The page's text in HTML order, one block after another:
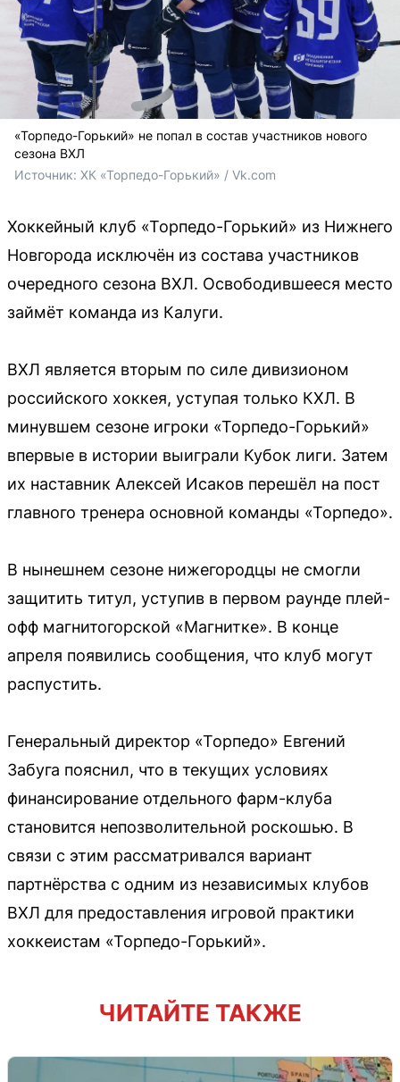
«Торпедо-Горький» не попал в состав участников нового
сезона ВХЛ
Источник: ХК «Торпедо-Горький» / Vk.com
Хоккейный клуб «Торпедо-Горький» из Нижнего
Новгорода исключён из состава участников
очередного сезона ВХЛ. Освободившееся место
займёт команда из Калуги.
ВХЛ является вторым по силе дивизионом
российского хоккея, уступая только КХЛ. В
минувшем сезоне игроки «Торпедо-Горький»
впервые в истории выиграли Кубок лиги. Затем
их наставник Алексей Исаков перешёл на пост
главного тренера основной команды «Торпедо».
В нынешнем сезоне нижегородцы не смогли
защитить титул, уступив в первом раунде плей-
офф магнитогорской «Магнитке». В конце
апреля появились сообщения, что клуб могут
распустить.
Генеральный директор «Торпедо» Евгений
Забуга пояснил, что в текущих условиях
финансирование отдельного фарм-клуба
становится непозволительной роскошью. В
связи с этим рассматривался вариант
партнёрства с одним из независимых клубов
ВХЛ для предоставления игровой практики
хоккеистам «Торпедо-Горький».
ЧИТАЙТЕ ТАКЖЕ